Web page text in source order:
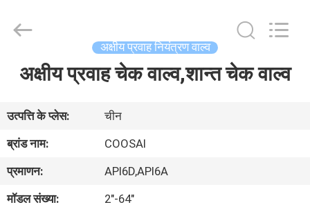
घर
उत्पाद
हमारे
बारे
group.
अक्षीय प्रवाह नियंत्रण वाल्व
अक्षीय प्रवाह चेक वाल्व,शान्त चेक वाल्व
उत्पत्ति के प्लेस:
चीन
ब्रांड नाम:
COOSAI
प्रमाणन:
API6D,API6A
मॉडल संख्या:
2"-64"